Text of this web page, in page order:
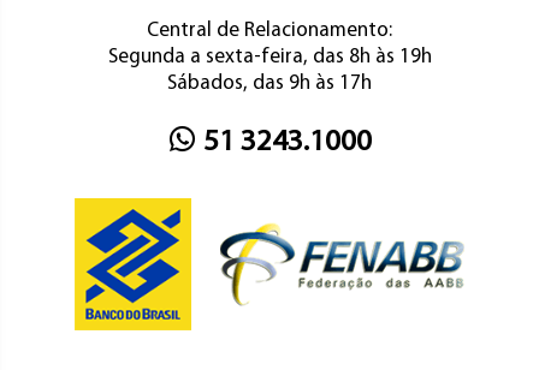
Central de Relacionamento:
Segunda a sexta-feira, das 8h às 19h
Sábados, das 9h às 17h
51 3243.1000